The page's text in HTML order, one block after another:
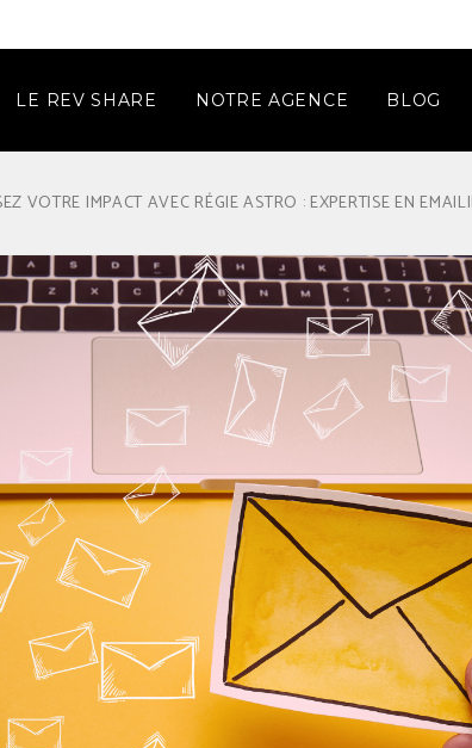
LE REV SHARE NOTRE AGENCE BLOG
VOTRE IMPACT AVEC RÉGIE ASTRO : EXPERTISE EN